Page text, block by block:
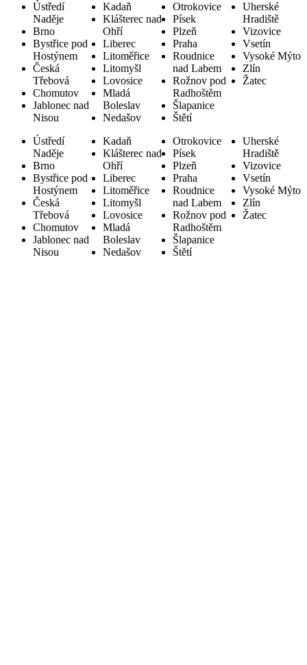
Ústředí
Naděje
Brno
Bystřice pod
Hostýnem
Česká
Třebová
Chomutov
Jablonec nad
Nisou
Kadaň
Klášterec nad
Ohří
Liberec
Litoměřice
Litomyšl
Lovosice
Mladá
Boleslav
Nedašov
Otrokovice
Písek
Plzeň
Praha
Roudnice
nad Labem
Rožnov pod
Radhoštěm
Šlapanice
Štětí
Uherské
Hradiště
Vizovice
Vsetín
Vysoké Mýto
Zlín
Žatec
Ústředí
Naděje
Brno
Bystřice pod
Hostýnem
Česká
Třebová
Chomutov
Jablonec nad
Nisou
Kadaň
Klášterec nad
Ohří
Liberec
Litoměřice
Litomyšl
Lovosice
Mladá
Boleslav
Nedašov
Otrokovice
Písek
Plzeň
Praha
Roudnice
nad Labem
Rožnov pod
Radhoštěm
Šlapanice
Štětí
Uherské
Hradiště
Vizovice
Vsetín
Vysoké Mýto
Zlín
Žatec